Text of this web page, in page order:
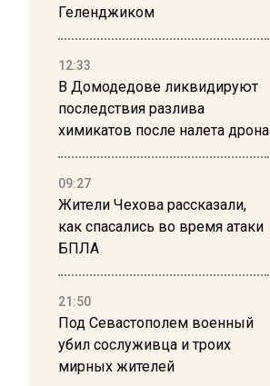
Геленджиком
12:33
В Домодедове ликвидируют
последствия разлива
химикатов после налета дрона
09:27
Жители Чехова рассказали,
как спасались во время атаки
БПЛА
21:50
Под Севастополем военный
убил сослуживца и троих
мирных жителей